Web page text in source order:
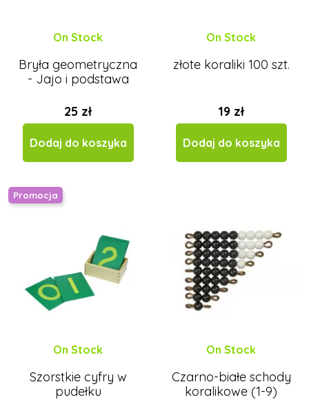
On Stock
Bryła geometryczna
- Jajo i podstawa
25 zł
Dodaj do koszyka
On Stock
złote koraliki 100 szt.
19 zł
Dodaj do koszyka
Promocja
On Stock
Szorstkie cyfry w
pudełku
On Stock
Czarno-białe schody
koralikowe (1-9)